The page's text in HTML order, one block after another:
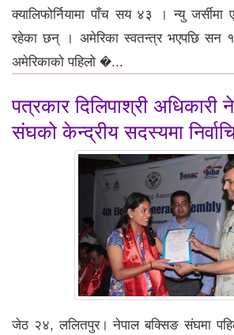
क्यालिफोर्नियामा पाँच सय ४३ । न्यु
रहेका छन् । अमेरिका स्वतन्त्र भएपछि सन
अमेरिकाको पहिलो �...
पत्रकार दिलिपाश्री अधिकारी
संघको केन्द्रीय सदस्यमा
जेठ २४, ललितपुर। नेपाल बक्सिङ संघमा